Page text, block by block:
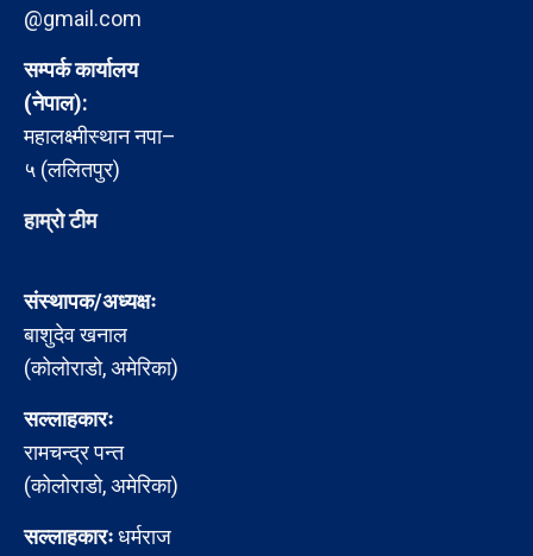
@gmail.com
सम्पर्क कार्यालय
(नेपाल):
महालक्ष्मीस्थान नपा–
५ (ललितपुर)
हाम्रो टीम
संस्थापक/अध्यक्षः
बाशुदेव खनाल
(कोलोराडो, अमेरिका)
सल्लाहकारः
रामचन्द्र पन्त
(कोलोराडो, अमेरिका)
सल्लाहकारःधर्मराज